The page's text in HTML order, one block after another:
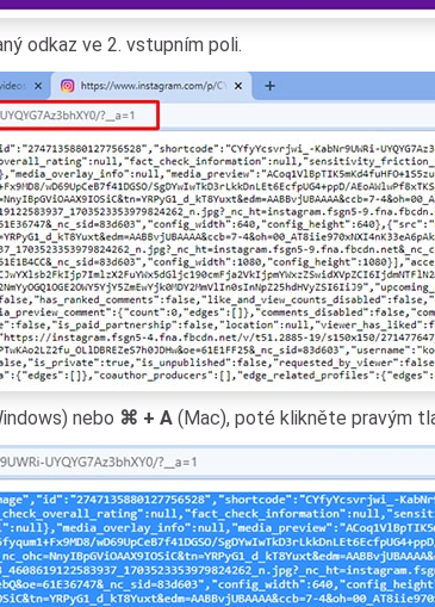
odkaz ve 2. vstupním poli.
nebo ⌘ + A (Mac), poté klikněte pravým